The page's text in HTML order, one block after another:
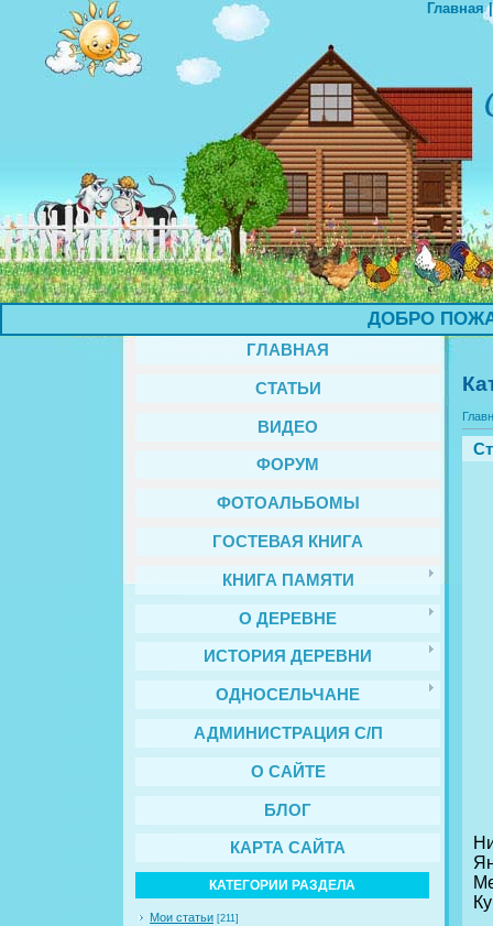
Главная
ДОБРО
ГЛАВНАЯ
СТАТЬИ
ВИДЕО
ФОРУМ
ФОТОАЛЬБОМЫ
ГОСТЕВАЯ КНИГА
КНИГА ПАМЯТИ
О ДЕРЕВНЕ
ИСТОРИЯ ДЕРЕВНИ
ОДНОСЕЛЬЧАНЕ
АДМИНИСТРАЦИЯ С/П
О САЙТЕ
БЛОГ
КАРТА САЙТА
КАТЕГОРИИ РАЗДЕЛА
Мои статьи [211]